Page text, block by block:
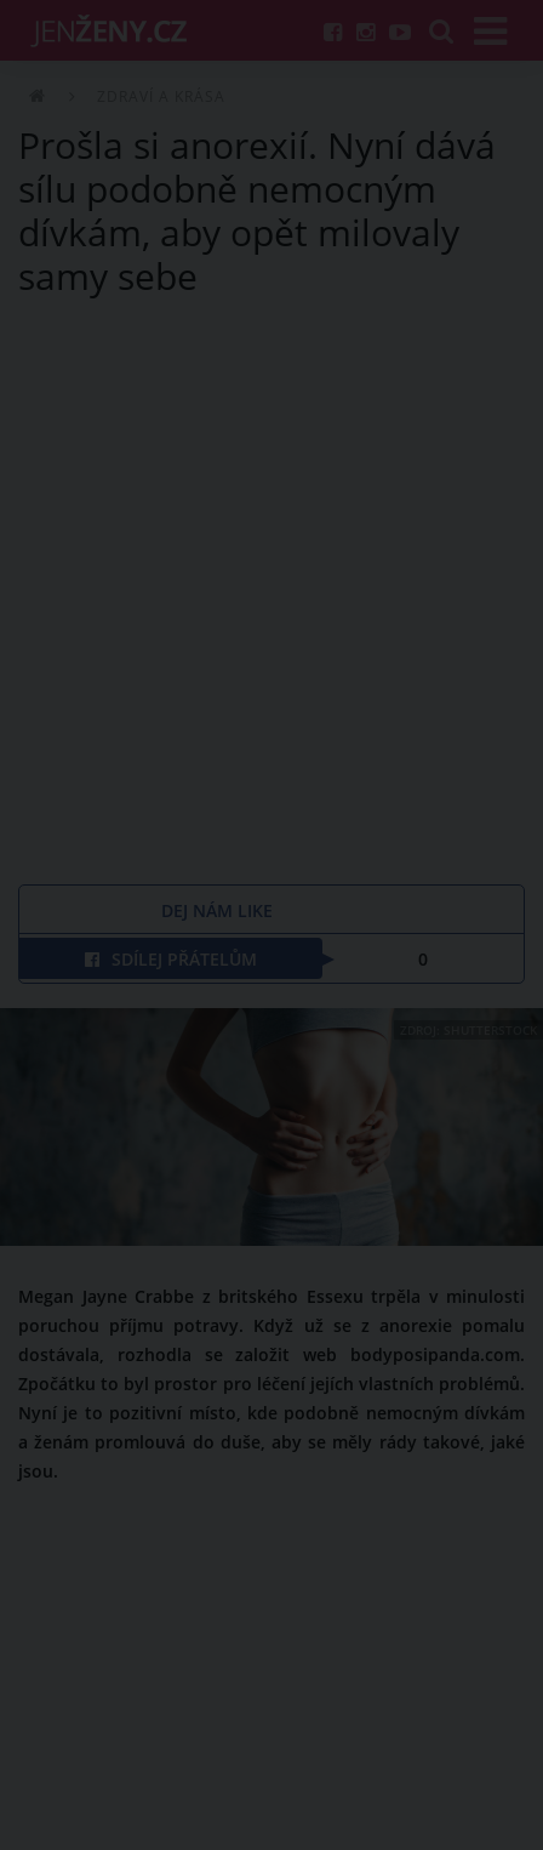
Prošla si anorexií. Nyní dává
sílu podobně nemocným
dívkám, aby opět milovaly
samy sebe
DEJ NÁM LIKE
SDÍLEJ PŘÁTELŮM 0
Megan Jayne Crabbe z britského Essexu trpěla v minulosti
poruchou příjmu potravy. Když už se z anorexie pomalu
dostávala, rozhodla se založit web bodyposipanda.com.
Zpočátku to byl prostor pro léčení jejích vlastních problémů.
Nyní je to pozitivní místo, kde podobně nemocným dívkám
a ženám promlouvá do duše, aby se měly rády takové, jaké
jsou.